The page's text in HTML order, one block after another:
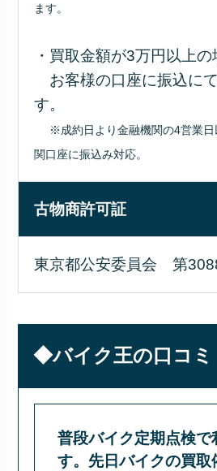
ます。
・買取金額が3万円以上の
お客様の口座に振込に
す。
※成約日より金融機関の4営業
関口座に振込み対応。
古物商許可証
東京都公安委員会 第
◆バイク王の口コミ
普段バイク定期点検で
す。先日バイクの買取